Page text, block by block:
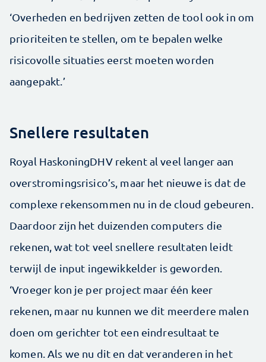
‘Overheden en bedrijven zetten de tool ook in om
prioriteiten te stellen, om te bepalen welke
risicovolle situaties eerst moeten worden
aangepakt.’
Snellere resultaten
Royal HaskoningDHV rekent al veel langer aan
overstromingsrisico’s, maar het nieuwe is dat de
complexe rekensommen nu in de cloud gebeuren.
Daardoor zijn het duizenden computers die
rekenen, wat tot veel snellere resultaten leidt
terwijl de input ingewikkelder is geworden.
‘Vroeger kon je per project maar één keer
rekenen, maar nu kunnen we dit meerdere malen
doen om gerichter tot een eindresultaat te
komen. Als we nu dit en dat veranderen in het